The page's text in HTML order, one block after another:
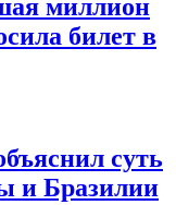
миллион
билет в
суть
и Бразилии